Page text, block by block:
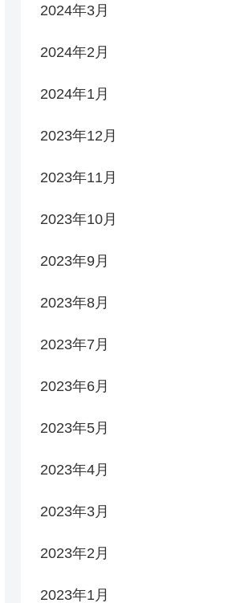
2024年3月
2024年2月
2024年1月
2023年12月
2023年11月
2023年10月
2023年9月
2023年8月
2023年7月
2023年6月
2023年5月
2023年4月
2023年3月
2023年2月
2023年1月